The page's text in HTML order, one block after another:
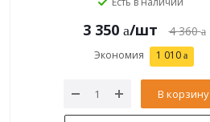
3 350 /шт 4 360
Экономия 1 010
В корзину